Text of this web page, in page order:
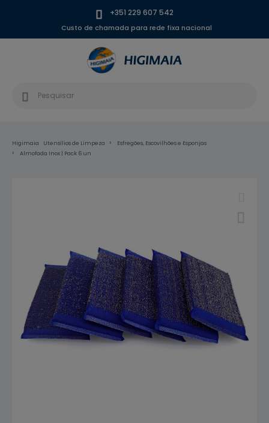
+351 229 607 542
Custo de chamada para rede fixa nacional
Higimaia Utensílios de Limpeza
Esfregões, Escovilhões e Esponjas
Almofada Inox | Pack 6 un